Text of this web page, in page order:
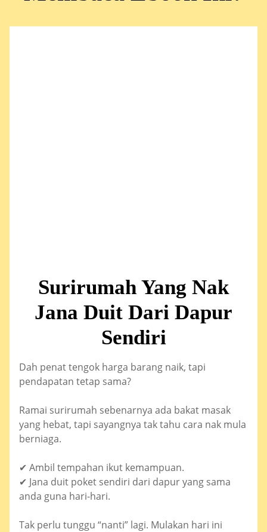
Surirumah Yang Nak
Jana Duit Dari Dapur
Sendiri
Dah penat tengok harga barang naik, tapi
pendapatan tetap sama?
Ramai surirumah sebenarnya ada bakat masak
yang hebat, tapi sayangnya tak tahu cara nak mula
berniaga.
✔ Ambil tempahan ikut kemampuan.
✔ Jana duit poket sendiri dari dapur yang sama
anda guna hari-hari.
Tak perlu tunggu “nanti” lagi. Mulakan hari ini